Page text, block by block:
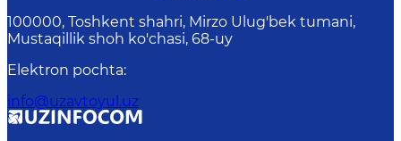
100000, Toshkent shahri, Mirzo Ulug'bek tumani,
Mustaqillik shoh ko'chasi, 68-uy
Elektron pochta:
info@uzavtoyul.uz